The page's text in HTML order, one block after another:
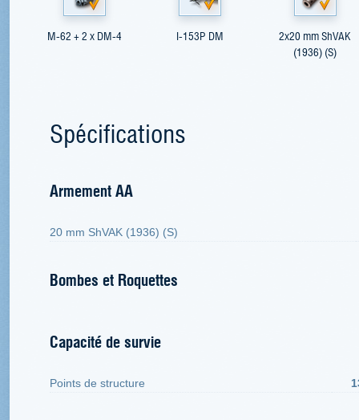
M-62 + 2 x DM-4 I-153P DM
2x20 mm ShVAK
(1936) (S)
Spécifications
Armement AA
20 mm ShVAK (1936) (S)
Bombes et Roquettes
Capacité de survie
Points de structure